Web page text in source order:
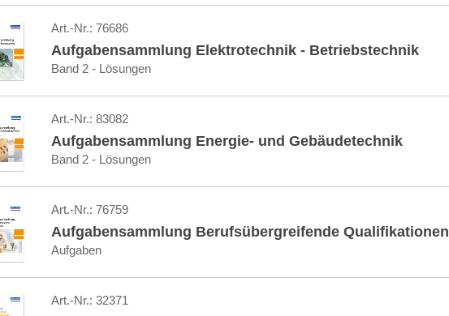
Art.-Nr.: 76686
Aufgabensammlung Elektrotechnik - Betriebstechnik
Band 2 - Lösungen
Art.-Nr.: 83082
Aufgabensammlung Energie- und Gebäudetechnik
Band 2 - Lösungen
Art.-Nr.: 76759
Aufgabensammlung Berufsübergreifende Qualifikationen
Aufgaben
Art.-Nr.: 32371